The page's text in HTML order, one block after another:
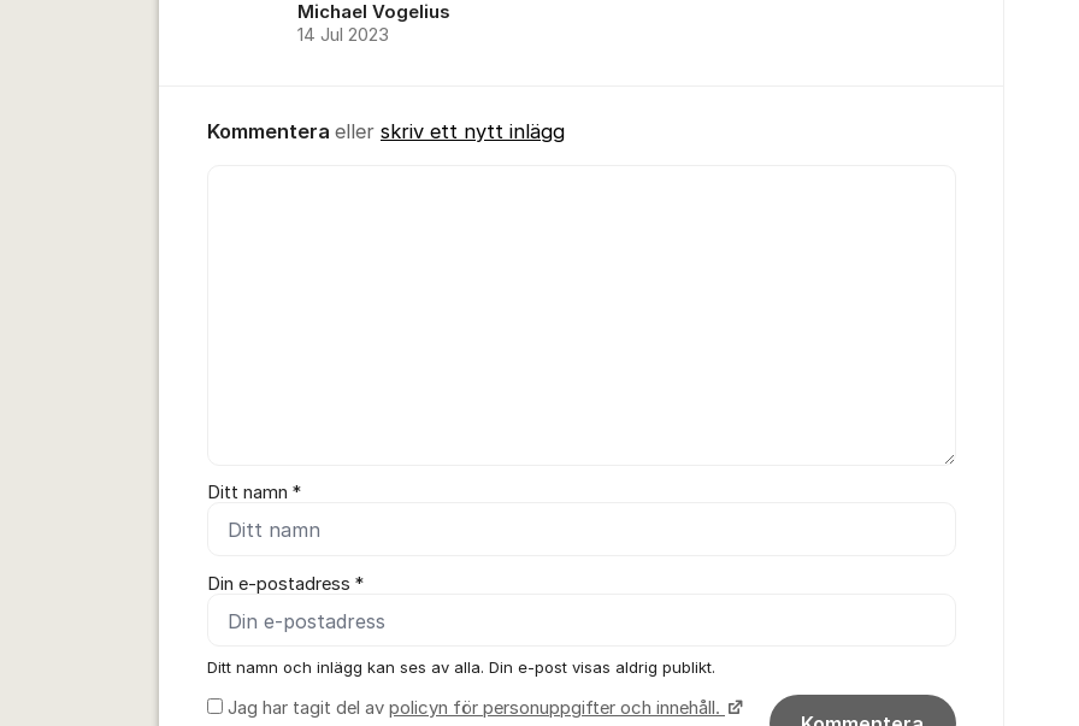
Michael Vogelius
14 Jul 2023
Kommentera eller skriv ett nytt inlägg
Ditt namn *
Din e-postadress *
Ditt namn och inlägg kan ses av alla. Din e-post visas aldrig publikt.
Jag har tagit del av policyn för personuppgifter och innehåll.